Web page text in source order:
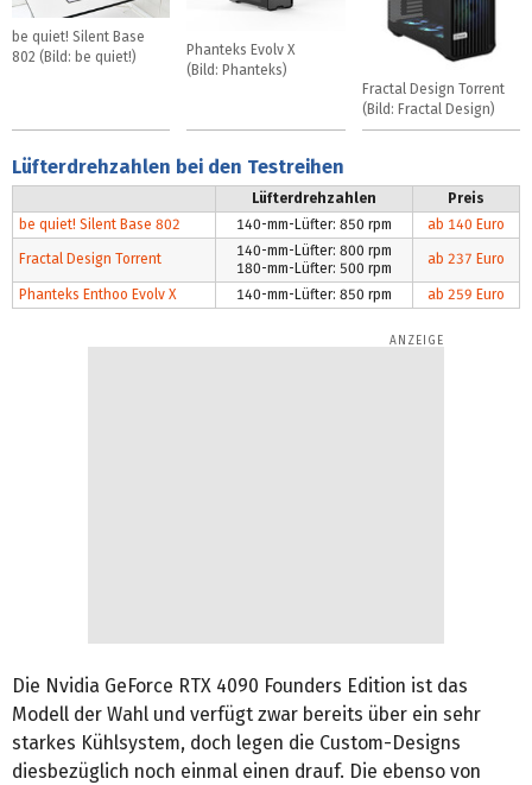
be quiet! Silent Base
802 (Bild: be quiet!)
Phanteks Evolv X
(Bild: Phanteks)
Fractal Design Torrent
(Bild: Fractal Design)
Lüfterdrehzahlen bei den Testreihen
Lüfterdrehzahlen
Preis
be quiet! Silent Base 802
140-mm-Lüfter: 850 rpm ab 140 Euro
Fractal Design Torrent
140-mm-Lüfter: 800 rpm
180-mm-Lüfter: 500 rpm
ab 237 Euro
Phanteks Enthoo Evolv X 140-mm-Lüfter: 850 rpm ab 259 Euro
Die Nvidia GeForce RTX 4090 Founders Edition ist das
Modell der Wahl und verfügt zwar bereits über ein sehr
starkes Kühlsystem, doch legen die Custom-Designs
diesbezüglich noch einmal einen drauf. Die ebenso von